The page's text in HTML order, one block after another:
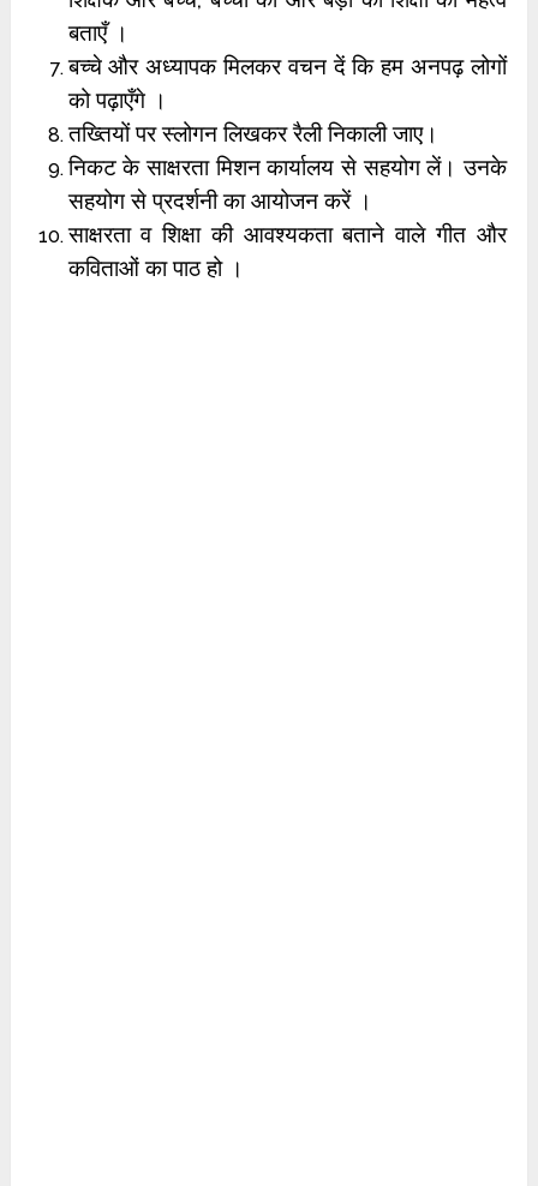
बताएँ ।
बच्चे और अध्यापक मिलकर वचन दें कि हम अनपढ़ लोगों
को पढ़ाएँगे ।
तख्तियों पर स्लोगन लिखकर रैली निकाली जाए।
निकट के साक्षरता मिशन कार्यालय से सहयोग लें। उनके
सहयोग से प्रदर्शनी का आयोजन करें ।
साक्षरता व शिक्षा की आवश्यकता बताने वाले गीत और
कविताओं का पाठ हो ।